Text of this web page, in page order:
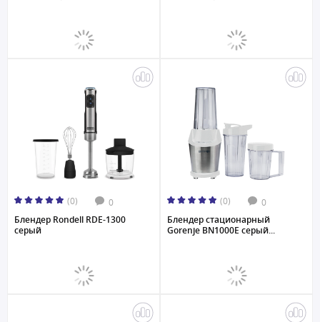
(0) 0
Блендер Rondell RDE-1300
серый
(0) 0
Блендер стационарный
Gorenje BN1000E серый...